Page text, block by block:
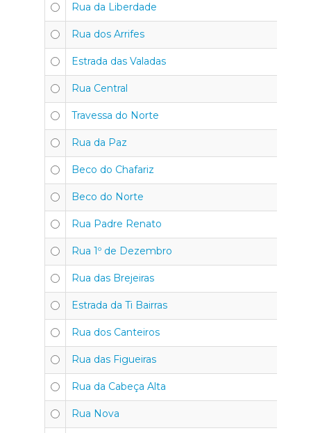
Rua da Liberdade
Rua dos Arrifes
Estrada das Valadas
Rua Central
Travessa do Norte
Rua da Paz
Beco do Chafariz
Beco do Norte
Rua Padre Renato
Rua 1º de Dezembro
Rua das Brejeiras
Estrada da Ti Bairras
Rua dos Canteiros
Rua das Figueiras
Rua da Cabeça Alta
Rua Nova